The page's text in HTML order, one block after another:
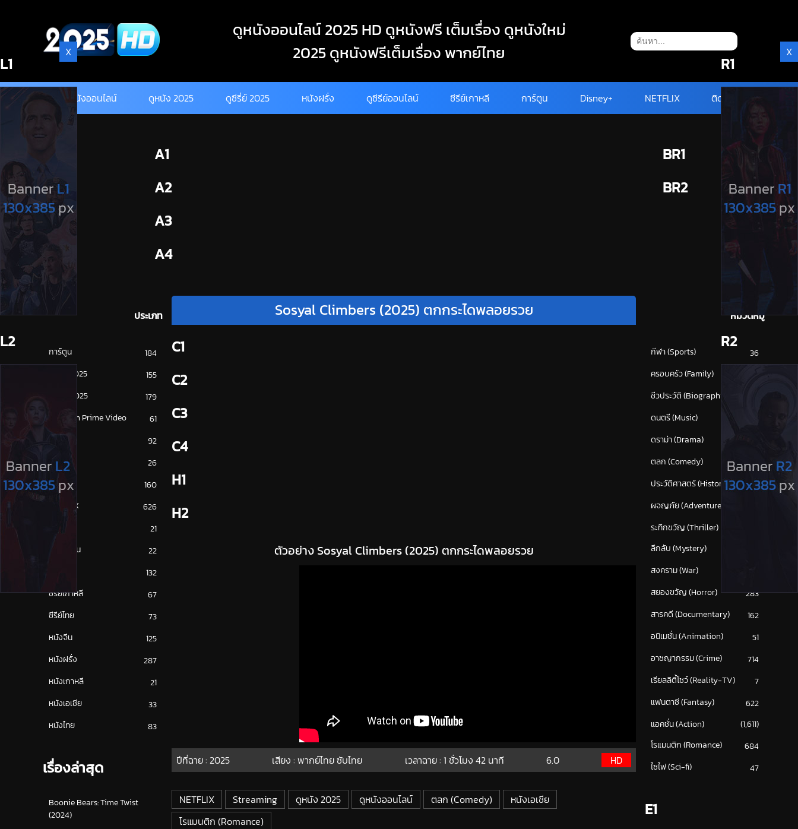
ดูหนังออนไลน์ 2025 HD ดูหนังฟรี เต็มเรื่อง ดูหนังใหม่
2025 ดูหนังฟรีเต็มเรื่อง พากย์ไทย
ดูหนังออนไลน์ ดูหนัง 2025 ดูซีรี่ย์ 2025 หนังฝรั่ง ดูซีรีย์ออนไลน์ ซีรีย์เกาหลี การ์ตูน Disney+ NETFLIX ติดต่อ
BL2
A1
A2
A3
A4
BR1
BR2
ประเภท
การ์ตูน
184
ดูซีรี่ย์ 2025
155
ดูหนัง 2025
179
Amazon Prime Video
61
Disney+
92
HBO
26
iQiYi
160
NETFLIX
626
21
ซีรีย์ญี่ปุ่น
22
132
ซีรีย์เกาหลี
67
ซีรีย์ไทย
73
หนังจีน
125
หนังฝรั่ง
287
หนังเกาหลี
21
หนังเอเชีย
33
หนังไทย
83
เรื่องล่าสุด
Boonie Bears: Time Twist
(2024)
Sosyal Climbers (2025) ตกกระไดพลอยรวย
C1
C2
C3
C4
H1
H2
ตัวอย่าง Sosyal Climbers (2025) ตกกระไดพลอยรวย
ปีที่ฉาย : 2025 เสียง : พากย์ไทย ซับไทย เวลาฉาย : 1 ชั่วโมง 42 นาที 6.0 HD
NETFLIX Streaming ดูหนัง 2025 ดูหนังออนไลน์ ตลก (Comedy)
หนังเอเชีย
โรแมนติก (Romance)
หมวดหมู่
กีฬา (Sports)
36
ครอบครัว (Family)
ชีวประวัติ (Biography)
ดนตรี (Music)
ดราม่า (Drama)
ตลก (Comedy)
593
ประวัติศาสตร์ (History)
40
ผจญภัย (Adventure)
ระทึกขวัญ (Thriller)
ลึกลับ (Mystery)
สงคราม (War)
สยองขวัญ (Horror)
283
สารคดี (Documentary)
162
อนิเมชั่น (Animation)
51
อาชญากรรม (Crime)
714
เรียลลิตี้โชว์ (Reality-TV)
7
แฟนตาซี (Fantasy)
622
แอคชั่น (Action)
(1,611)
โรแมนติก (Romance)
684
ไซไฟ (Sci-fi)
47
E1
X
L1
L2
X
R1
R2